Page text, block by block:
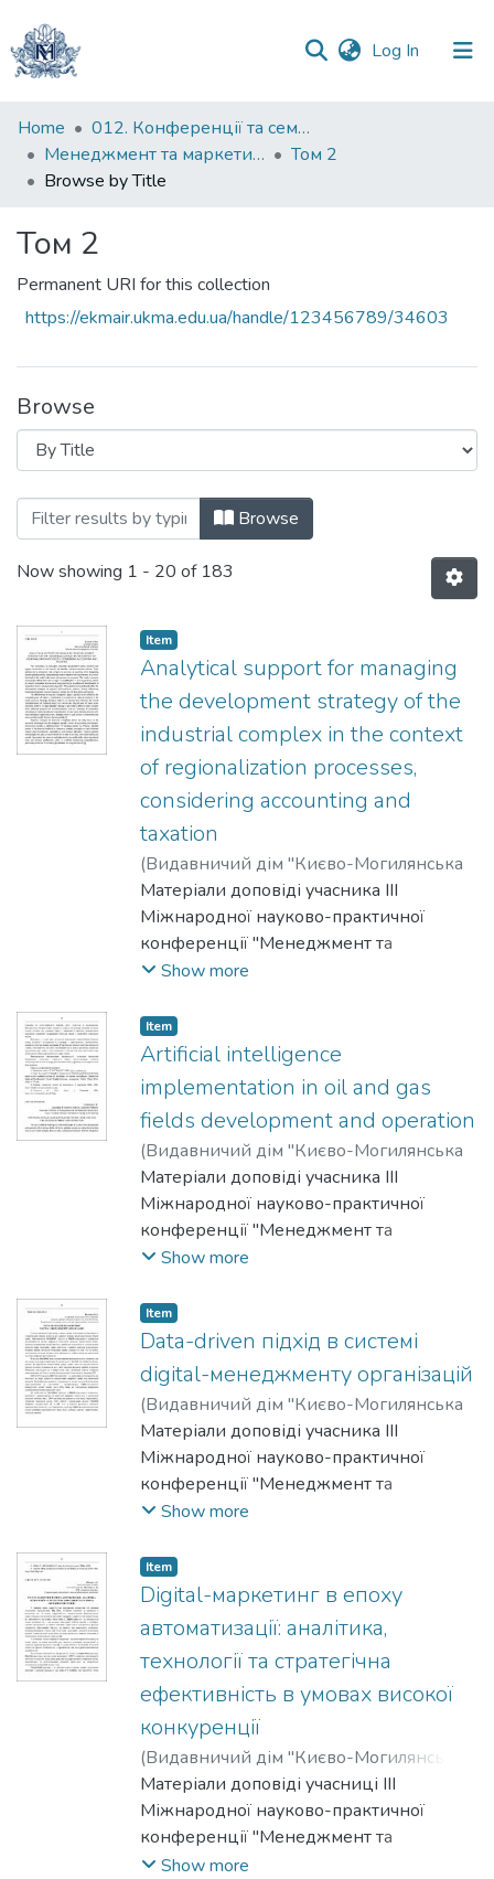
Log In (current)
Communities
&
Collections
Home
012. Конференції та семінари НаУКМА
Менеджмент та маркетинг як фактори розвитку бізнесу : матеріали III Міжнародної науково-практичної конференції 23-24 квітня 2025 р.
Том 2
Browse by Title
Том 2
Permanent URI for this collection
https://ekmair.ukma.edu.ua/handle/123456789/34603
Browse
Browsing Том 2 by Title
Browse
Now showing 1 - 20 of 183
Item
Analytical support for managing
the development strategy of the
industrial complex in the context
of regionalization processes,
considering accounting and
taxation
(Видавничий дім "Києво-Могилянська
академія", 2025)Dudnyk, Victor
Матеріали доповіді учасника III
Міжнародної науково-практичної
конференції "Менеджмент та
маркетинг як фактори розвитку
Show more
Item
Artificial intelligence
implementation in oil and gas
fields development and operation
(Видавничий дім "Києво-Могилянська
академія", 2025)Kochkodan, V.
Матеріали доповіді учасника III
Міжнародної науково-практичної
конференції "Менеджмент та
маркетинг як фактори розвитку
Show more
Item
Data-driven підхід в системі
digital-менеджменту організацій
(Видавничий дім "Києво-Могилянська
академія", 2025)Волобоєв, Володимир
Матеріали доповіді учасника III
Міжнародної науково-практичної
конференції "Менеджмент та
маркетинг як фактори розвитку
Show more
Item
Digital-маркетинг в епоху
автоматизації: аналітика,
технології та стратегічна
ефективність в умовах високої
конкуренції
(Видавничий дім "Києво-Могилянська
академія", 2025)Шевчук, Анастасія
Волошин, Андрій
Матеріали доповіді учасниці III
Міжнародної науково-практичної
конференції "Менеджмент та
маркетинг як фактори розвитку
Show more